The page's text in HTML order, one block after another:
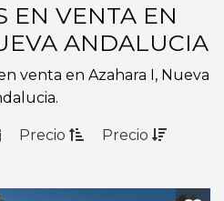
EN VENTA EN
ANDALUCIA
venta en Azahara I, Nueva
Precio Precio